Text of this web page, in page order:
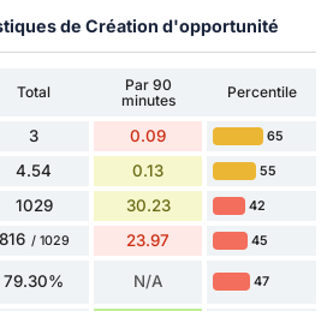
de Création d'opportunité
Total
Par 90
minutes
Percentile
3 0.09 65
4.54 0.13 55
1029 30.23 42
816 / 1029 23.97 45
79.30% N/A 47